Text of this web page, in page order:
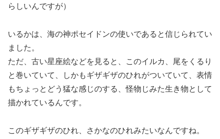
らしいんですが）
いるかは、海の神ポセイドンの使いであると信じられてい
ました。
ただ、古い星座絵などを見ると、このイルカ、尾をくるり
と巻いていて、しかもギザギザのひれがついていて、表情
もちょっとどう猛な感じのする、怪物じみた生き物として
描かれているんです。
このギザギザのひれ、さかなのひれみたいなんですね。